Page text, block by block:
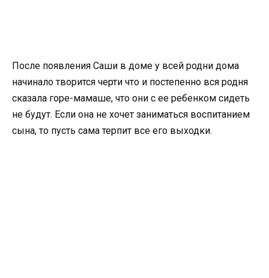
После появления Саши в доме у всей родни дома
начинало творится черти что и постепенно вся родня
сказала горе-мамаше, что они с ее ребенком сидеть
не будут. Если она не хочет заниматься воспитанием
сына, то пусть сама терпит все его выходки.